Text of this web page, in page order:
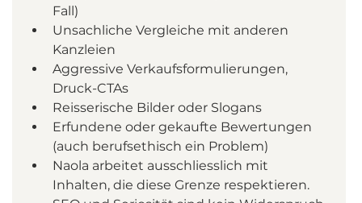
Fall)
Unsachliche Vergleiche mit anderen
Kanzleien
Aggressive Verkaufsformulierungen,
Druck-CTAs
Reisserische Bilder oder Slogans
Erfundene oder gekaufte Bewertungen
(auch berufsethisch ein Problem)
Naola arbeitet ausschliesslich mit
Inhalten, die diese Grenze respektieren.